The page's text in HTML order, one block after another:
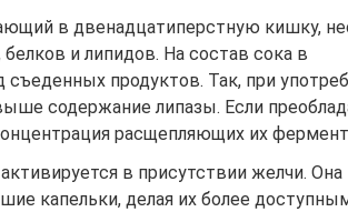
в двенадцатиперстную кишку,
и липидов. На состав сока в
съеденных продуктов. Так, при
содержание липазы. Если
расщепляющих их
в присутствии желчи. Она
капельки, делая их более